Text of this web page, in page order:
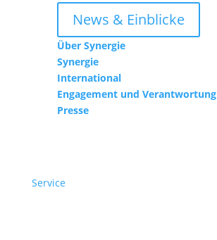
News & Einblicke
Über Synergie
Synergie
International
Engagement und Verantwortung
Presse
Service